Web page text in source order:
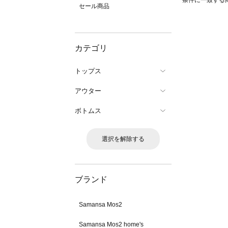
セール商品
カテゴリ
トップス
アウター
ボトムス
選択を解除する
ブランド
Samansa Mos2
Samansa Mos2 home's